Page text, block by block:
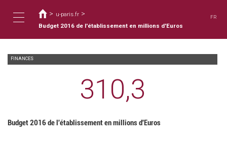
容
Toggle
navigation
在
這
裡
> u-paris.fr >
Budget 2016 de l'établissement en millions d'Euros
FR
FINANCES
310,3
Budget 2016 de l'établissement en millions d'Euros